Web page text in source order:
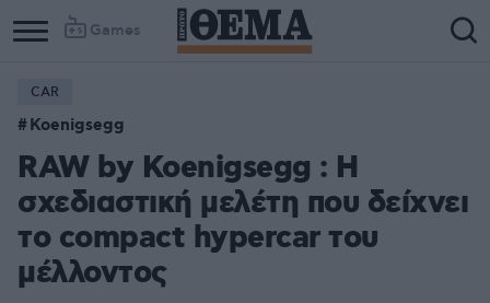
Games
CAR
Koenigsegg
RAW by Koenigsegg : Η
σχεδιαστική μελέτη που δείχνει
το compact hypercar του
μέλλοντος